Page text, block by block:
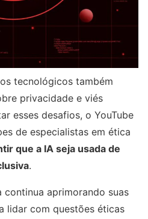
tecnológicos também
privacidade e viés
esses desafios, o YouTube
de especialistas em ética
que a IA seja usada de
.
aprimorando suas
lidar com questões éticas